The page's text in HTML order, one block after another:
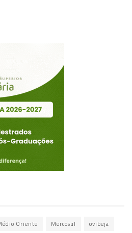
Oriente Mercosul ovibeja